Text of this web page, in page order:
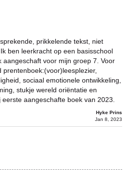
prikkelende tekst, niet
ben leerkracht op een basisschool
aangeschaft voor mijn groep 7. Voor
sociaal emotionele ontwikkeling,
stukje wereld oriëntatie en
aangeschafte boek van 2023.
Hyke Prins
Jan 8, 2023